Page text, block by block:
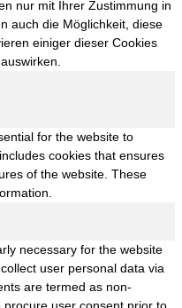
nur mit Ihrer Zustimmung in
auch die Möglichkeit, diese
einiger dieser Cookies
for the website to
cookies that ensures
of the website. These
necessary for the website
user personal data via
are termed as non-
user consent prior to